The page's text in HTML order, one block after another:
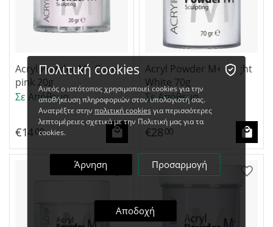
Acryl Powder M+ Cover
pink 20g
Σε Απόθεμα
€1400
Acryl Powder M+ Bright
White 70g
Σε Απόθεμα
€28 00
Πολιτική cookies
Αυτός ο ιστότοπος χρησιμοποιεί cookies για την
αποθήκευση πληροφοριών στον υπολογιστή σας.
Ανατρέξτε στην πολιτική cookies για περισσότερες
λεπτομέρειες σχετικά με την Πολιτική μας για τα
cookies.
Άρνηση Προσαρμογή
Αποδοχή